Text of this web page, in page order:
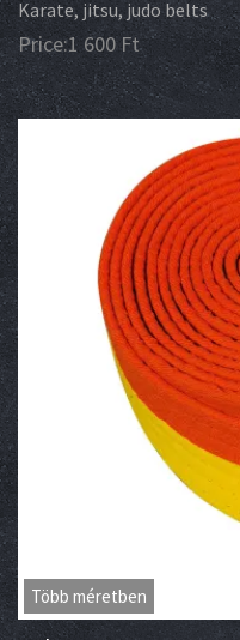
Karate, jitsu, judo belts
Price:1 600Ft
Több méretben